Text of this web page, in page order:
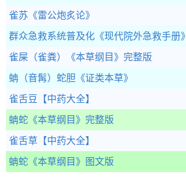
雀苏 《雷公炮炙论》
群众急救系统普及化 《现代院外急救手册》
雀屎（雀粪） 《本草纲目》完整版
蚺（音髯）蛇胆 《证类本草》
雀舌豆 【中药大全】
蚺蛇 《本草纲目》完整版
雀舌草 【中药大全】
蚺蛇 《本草纲目》图文版